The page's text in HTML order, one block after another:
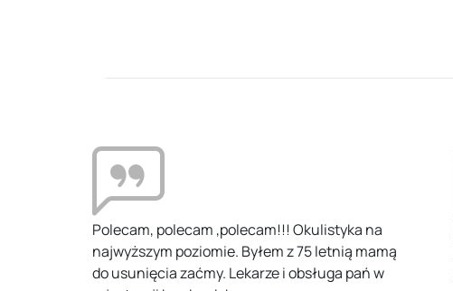
Polecam, polecam ,polecam!!! Okulistyka na
najwyższym poziomie. Byłem z 75 letnią mamą
do usunięcia zaćmy. Lekarze i obsługa pań w